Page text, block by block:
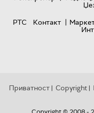
РТС
Контакт |
Приватност | Copyright |